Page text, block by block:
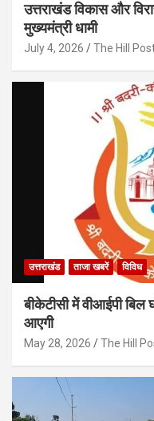
उत्तराखंड विकास और
मुख्यमंत्री धामी
July 4, 2026 The Hill
उत्तराखंड ताजा खबरें विविध
बीकेटीसी में वीआईपी बिल
आएगी
May 28, 2026 The Hill